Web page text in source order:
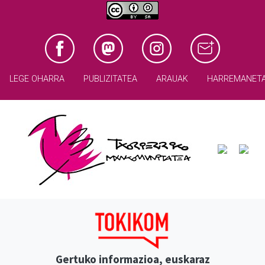
LEGE OHARRA PUBLIZITATEA ARAUAK
Gertuko informazioa, euskaraz